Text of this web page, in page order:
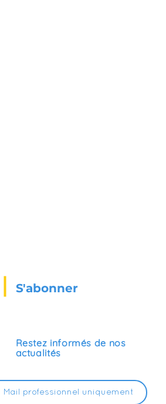
S'abonner
Restez informés de nos
actualités